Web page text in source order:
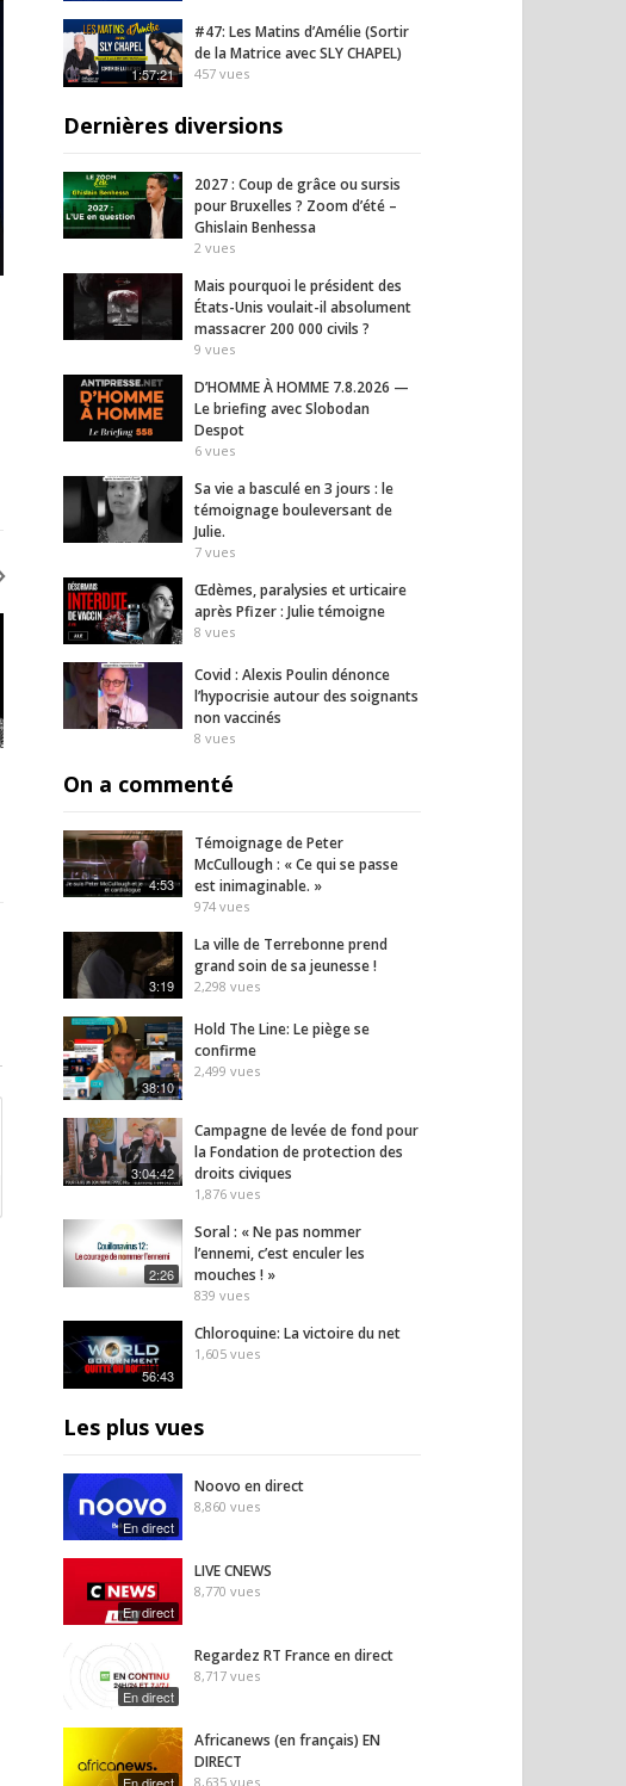
dénonce l’hypocrisie
vaccinés
vues
passe à l’attaque !
8vues
1:57:21
#47: Les Matins d’Amélie (Sortir
de la Matrice avec SLY CHAPEL)
457 vues
Dernières diversions
2027 : Coup de grâce ou sursis
pour Bruxelles ? Zoom d’été –
Ghislain Benhessa
2 vues
Mais pourquoi le président des
États-Unis voulait-il absolument
massacrer 200 000 civils ?
9 vues
D’HOMME À HOMME 7.8.2026 —
Le briefing avec Slobodan
Despot
6 vues
Sa vie a basculé en 3 jours : le
témoignage bouleversant de
Julie.
7 vues
Œdèmes, paralysies et urticaire
après Pfizer : Julie témoigne
8 vues
Covid : Alexis Poulin dénonce
l’hypocrisie autour des soignants
non vaccinés
8 vues
On a commenté
4:53
Témoignage de Peter
McCullough : « Ce qui se passe
est inimaginable. »
974 vues
3:19
La ville de Terrebonne prend
grand soin de sa jeunesse !
2,298 vues
38:10
Hold The Line: Le piège se
confirme
2,499 vues
3:04:42
Campagne de levée de fond pour
la Fondation de protection des
droits civiques
1,876 vues
2:26
Soral : « Ne pas nommer
l’ennemi, c’est enculer les
mouches ! »
839 vues
56:43
Chloroquine: La victoire du net
1,605 vues
Les plus vues
En direct
Noovo en direct
8,860 vues
En direct
LIVE CNEWS
8,770 vues
En direct
Regardez RT France en direct
8,717 vues
En direct
Africanews (en français) EN
DIRECT
8,635 vues